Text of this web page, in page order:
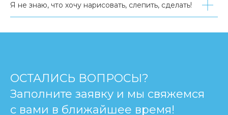
Я не знаю, что хочу нарисовать, слепить, сделать!
ОСТАЛИСЬ ВОПРОСЫ?
Заполните заявку и мы свяжемся
с вами в ближайшее время!